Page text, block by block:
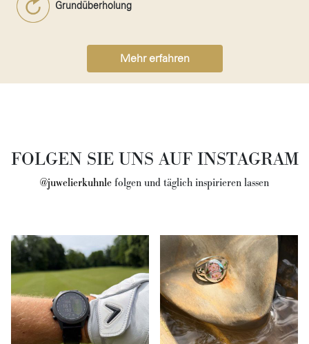
Grundüberholung
Mehr erfahren
FOLGEN SIE UNS AUF INSTAGRAM
@juwelierkuhnle folgen und täglich inspirieren lassen